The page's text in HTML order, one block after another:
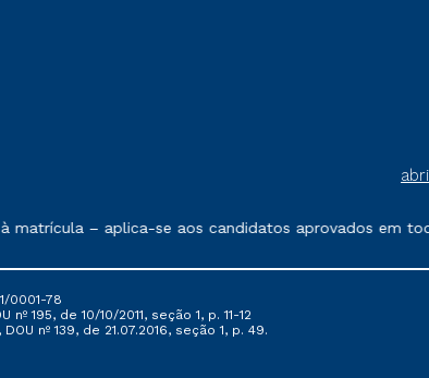
de prestação de serviços
– aplica-se aos candidatos aprovados em
0001-78
195, de 10/10/2011, seção 1, p. 11-12
nº 139, de 21.07.2016, seção 1, p. 49.